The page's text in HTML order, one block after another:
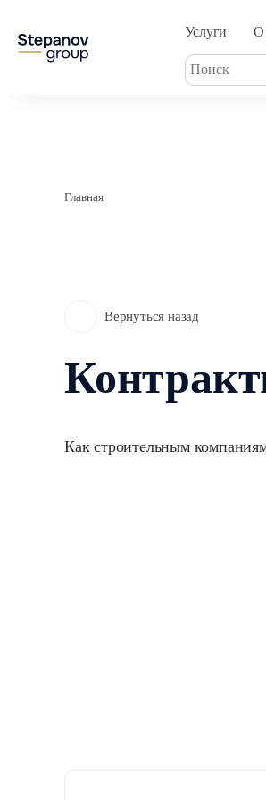
Услуги О
Главная
Вернуться назад
Как строительным